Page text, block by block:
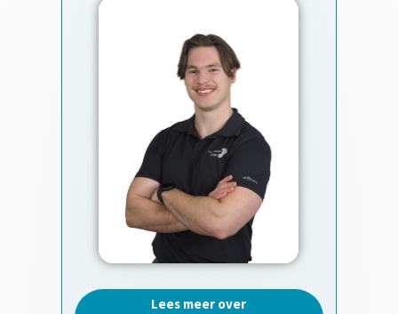
Lees meer over